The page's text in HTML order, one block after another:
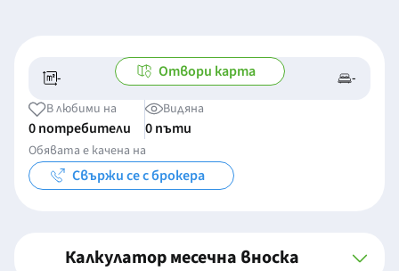
- -/- -
Отвори карта
В любими на
0 потребители
Видяна
0 пъти
Обявата е качена на
Свържи се с брокера
Калкулатор месечна вноска